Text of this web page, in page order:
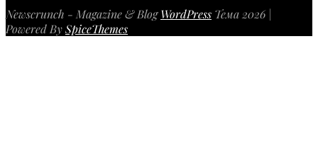
Newscrunch - Magazine & BlogWordPress Тема 2026 |
Powered BySpiceThemes